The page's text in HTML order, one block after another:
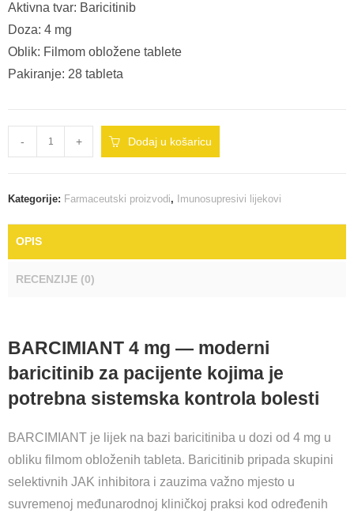
Aktivna tvar: Baricitinib
Doza: 4 mg
Oblik: Filmom obložene tablete
Pakiranje: 28 tableta
- + Dodaj u košaricu
Kategorije: Farmaceutski proizvodi, Imunosupresivi lijekovi
OPIS
RECENZIJE (0)
BARCIMIANT 4 mg — moderni
baricitinib za pacijente kojima je
potrebna sistemska kontrola bolesti
BARCIMIANT je lijek na bazi baricitiniba u dozi od 4 mg u
obliku filmom obloženih tableta. Baricitinib pripada skupini
selektivnih JAK inhibitora i zauzima važno mjesto u
suvremenoj međunarodnoj kliničkoj praksi kod određenih